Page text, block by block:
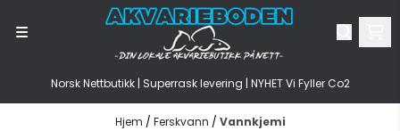
Hopp til innhold
Norsk Nettbutikk | Superrask levering | NYHET Vi Fyller Co2
Hjem / Ferskvann / Vannkjemi